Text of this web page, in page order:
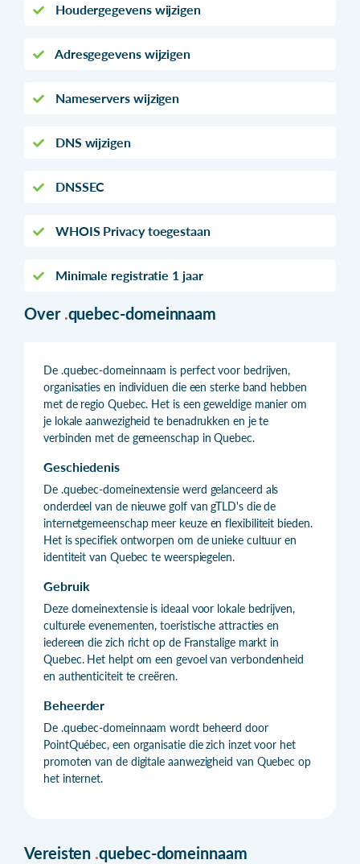
Houdergegevens wijzigen
Adresgegevens wijzigen
Nameservers wijzigen
DNS wijzigen
DNSSEC
WHOIS Privacy toegestaan
Minimale registratie 1 jaar
Over .quebec-domeinnaam
De .quebec-domeinnaam is perfect voor bedrijven,
organisaties en individuen die een sterke band hebben
met de regio Quebec. Het is een geweldige manier om
je lokale aanwezigheid te benadrukken en je te
verbinden met de gemeenschap in Quebec.
Geschiedenis
De .quebec-domeinextensie werd gelanceerd als
onderdeel van de nieuwe golf van gTLD's die de
internetgemeenschap meer keuze en flexibiliteit bieden.
Het is specifiek ontworpen om de unieke cultuur en
identiteit van Quebec te weerspiegelen.
Gebruik
Deze domeinextensie is ideaal voor lokale bedrijven,
culturele evenementen, toeristische attracties en
iedereen die zich richt op de Franstalige markt in
Quebec. Het helpt om een gevoel van verbondenheid
en authenticiteit te creëren.
Beheerder
De .quebec-domeinnaam wordt beheerd door
PointQuébec, een organisatie die zich inzet voor het
promoten van de digitale aanwezigheid van Quebec op
het internet.
Vereisten .quebec-domeinnaam